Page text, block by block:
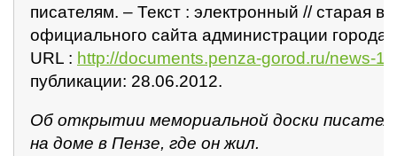
писателям. – Текст : электронный // старая
официального сайта администрации города
URL : http://documents.penza-gorod.ru/news-1-
публикации: 28.06.2012.
Об открытии мемориальной доски
на доме в Пензе, где он жил.